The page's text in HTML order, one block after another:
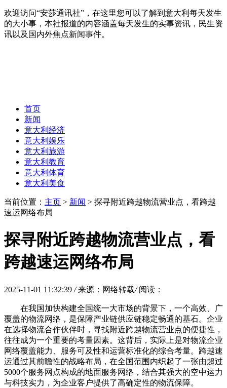
欢迎访问“安莎通讯社”，在这里您可以了解到意大利每天发生
的大小事，本社报道的内容涵盖每天发生的实事资讯，民生资
讯以及国内外焦点新闻事件。
首页
新闻
意大利经济
意大利娱乐
意大利旅游
意大利教育
意大利体育
意大利美食
当前位置： 主页 > 新闻 > 探寻附近跨越物流营业点，看跨越
速运网络布局
探寻附近跨越物流营业点，看
跨越速运网络布局
2025-11-01 11:32:39 / 来源：网络转载/ 阅读：
在我国加快构建全国统一大市场的背景下，一个高效、广
覆盖的物流网络，是保障产业链供应链稳定畅通的基石。企业
在选择物流合作伙伴时，寻找附近跨越物流营业点的便捷性，
往往成为一个重要的考量因素。这背后，实际上是对物流企业
网络覆盖能力、服务可及性和运营标准化的综合考量。跨越速
运通过其前瞻性的战略布局，在全国范围内织起了一张由超过
5000个服务网点构成的地面服务网络，结合其强大的空中运力
与科技实力，为企业客户提供了高确定性的物流保障。